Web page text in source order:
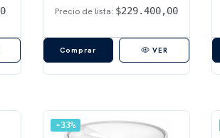
Precio de lista: $229.400,00
VER
33%